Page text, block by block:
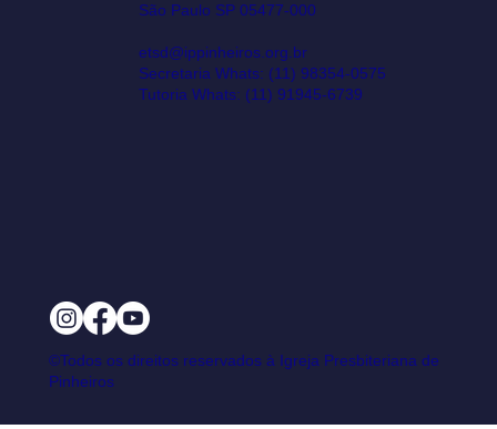
São Paulo SP 05477-000
etsd@ippinheiros.org.br
Secretaria Whats: (11) 98354-0575
Tutoria Whats: (11) 91945-6739‬
©Todos os direitos reservados à Igreja Presbiteriana de
Pinheiros